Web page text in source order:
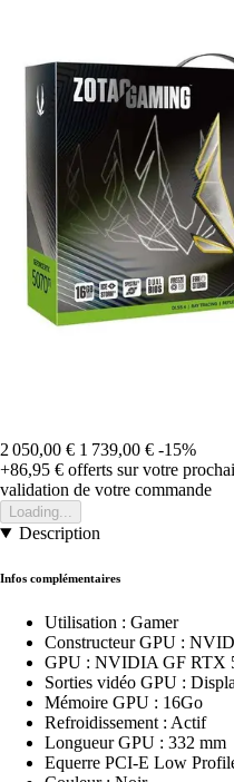
2 050,00 € 1 739,00 € -15%
+86,95 € offerts sur votre
validation de votre commande
Loading...
Description
Infos complémentaires
Utilisation : Gamer
Constructeur GPU :
GPU : NVIDIA GF RTX
Sorties vidéo GPU :
Mémoire GPU : 16Go
Refroidissement : Actif
Longueur GPU : 332 mm
Equerre PCI-E Low